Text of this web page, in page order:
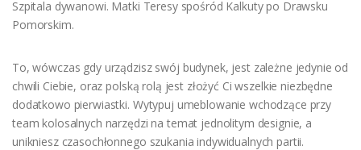
Szpitala dywanowi. Matki Teresy spośród Kalkuty po Drawsku
Pomorskim.
To, wówczas gdy urządzisz swój budynek, jest zależne jedynie od
chwili Ciebie, oraz polską rolą jest złożyć Ci wszelkie niezbędne
dodatkowo pierwiastki. Wytypuj umeblowanie wchodzące przy
team kolosalnych narzędzi na temat jednolitym designie, a
unikniesz czasochłonnego szukania indywidualnych partii.